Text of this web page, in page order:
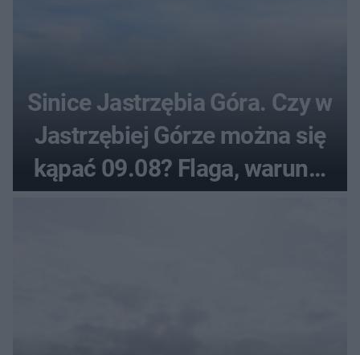
Sinice Jastrzębia Góra. Czy w
Jastrzębiej Górze można się
kąpać 09.08? Flaga, warunki
pogodowe